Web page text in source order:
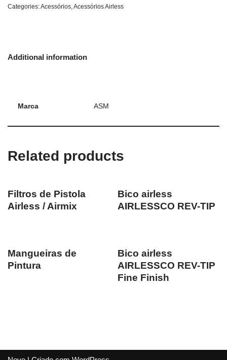
Categories:Acessórios,Acessórios Airless
Additional information
Marca ASM
Related products
Filtros de Pistola
Airless / Airmix
Bico airless
AIRLESSCO REV-TIP
Mangueiras de
Pintura
Bico airless
AIRLESSCO REV-TIP
Fine Finish